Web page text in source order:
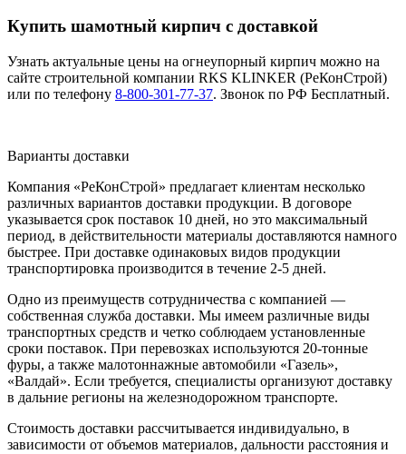
Купить шамотный кирпич с доставкой
Узнать актуальные цены на огнеупорный кирпич можно на
сайте строительной компании RKS KLINKER (РеКонСтрой)
или по телефону 8-800-301-77-37. Звонок по РФ Бесплатный.
Варианты доставки
Компания «РеКонСтрой» предлагает клиентам несколько
различных вариантов доставки продукции. В договоре
указывается срок поставок 10 дней, но это максимальный
период, в действительности материалы доставляются намного
быстрее. При доставке одинаковых видов продукции
транспортировка производится в течение 2-5 дней.
Одно из преимуществ сотрудничества с компанией —
собственная служба доставки. Мы имеем различные виды
транспортных средств и четко соблюдаем установленные
сроки поставок. При перевозках используются 20-тонные
фуры, а также малотоннажные автомобили «Газель»,
«Валдай». Если требуется, специалисты организуют доставку
в дальние регионы на железнодорожном транспорте.
Стоимость доставки рассчитывается индивидуально, в
зависимости от объемов материалов, дальности расстояния и